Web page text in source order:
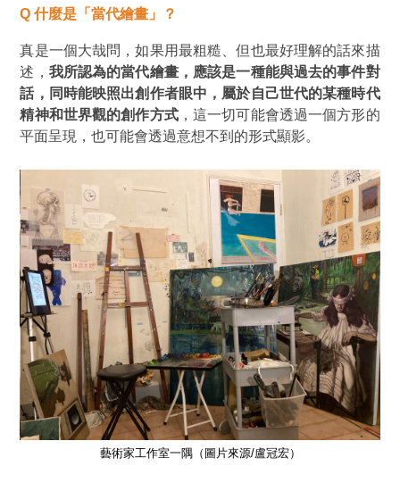
Q什麼是「當代繪畫」？
真是一個大哉問，如果用最粗糙、但也最好理解的話來描
述， 我所認為的當代繪畫，應該是一種能與過去的事件對
話，同時能映照出創作者眼中，屬於自己世代的某種時代
精神和世界觀的創作方式，這一切可能會透過一個方形的
平面呈現，也可能會透過意想不到的形式顯影。
藝術家工作室一隅（圖片來源/盧冠宏）